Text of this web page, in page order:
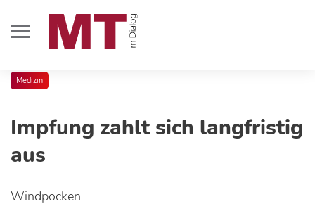
Medizin
Impfung zahlt sich langfristig
aus
Windpocken